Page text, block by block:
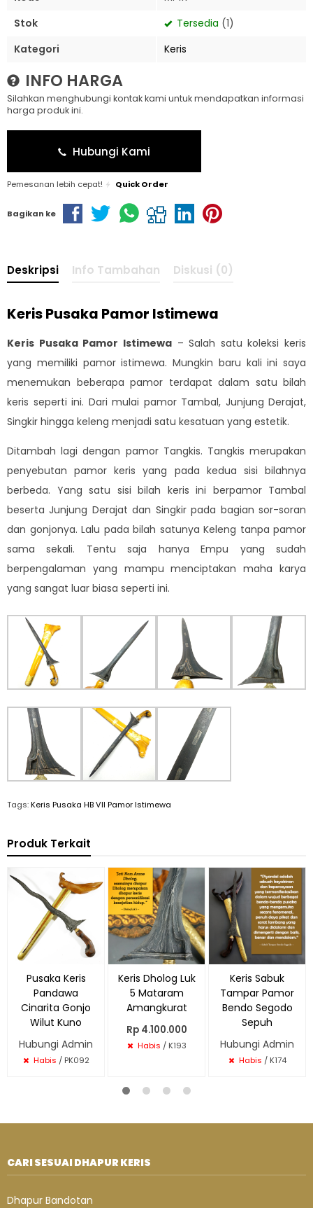
Stok
Tersedia (1)
Kategori
Keris
INFO HARGA
Silahkan menghubungi kontak kami untuk mendapatkan informasi
harga produk ini.
Hubungi Kami
Pemesanan lebih cepat! Quick Order
Bagikan ke
Deskripsi Info Tambahan Diskusi (0)
Keris Pusaka Pamor Istimewa
Keris Pusaka Pamor Istimewa– Salah satu koleksi keris
yang memiliki pamor istimewa. Mungkin baru kali ini saya
menemukan beberapa pamor terdapat dalam satu bilah
keris seperti ini. Dari mulai pamor Tambal, Junjung Derajat,
Singkir hingga keleng menjadi satu kesatuan yang estetik.
Ditambah lagi dengan pamor Tangkis. Tangkis merupakan
penyebutan pamor keris yang pada kedua sisi bilahnya
berbeda. Yang satu sisi bilah keris ini berpamor Tambal
beserta Junjung Derajat dan Singkir pada bagian sor-soran
dan gonjonya. Lalu pada bilah satunya Keleng tanpa pamor
sama sekali. Tentu saja hanya Empu yang sudah
berpengalaman yang mampu menciptakan maha karya
yang sangat luar biasa seperti ini.
Tags:Keris Pusaka HB VII Pamor Istimewa
Produk Terkait
Pusaka Keris
Pandawa
Cinarita Gonjo
Wilut Kuno
Hubungi Admin
Habis / PK092
Keris Dholog Luk
5 Mataram
Amangkurat
Rp 4.100.000
Habis / K193
Keris Sabuk
Tampar Pamor
Bendo Segodo
Sepuh
Hubungi Admin
Habis / K174
CARI SESUAI DHAPUR KERIS
Dhapur Bandotan